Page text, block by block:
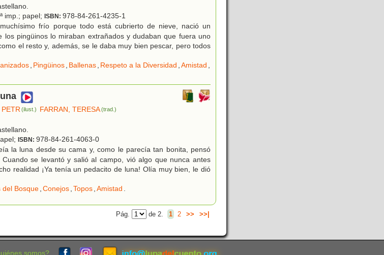
imp.; papel; ISBN: 978-84-261-4235-1
frío porque todo está cubrierto de nieve, nació un
los pingüinos lo miraban extrañados y dudaban que fuera uno
el resto y, además, se le daba muy bien pescar, pero todos
, Pingüinos, Ballenas, Respeto a la Diversidad ,Amistad ,
PETR(ilust.) FARRAN, TERESA(trad.)
ISBN: 978-84-261-4063-0
la luna desde su cama y, como le parecía tan bonita, pensó
se levantó y salió al campo, vió algo que nunca antes
realidad ¡Ya tenía un pedacito de luna! Olía muy bien, le dió
del Bosque,Conejos,Topos,Amistad .
Pág. de 2. 1 2 >> >>|
somos?